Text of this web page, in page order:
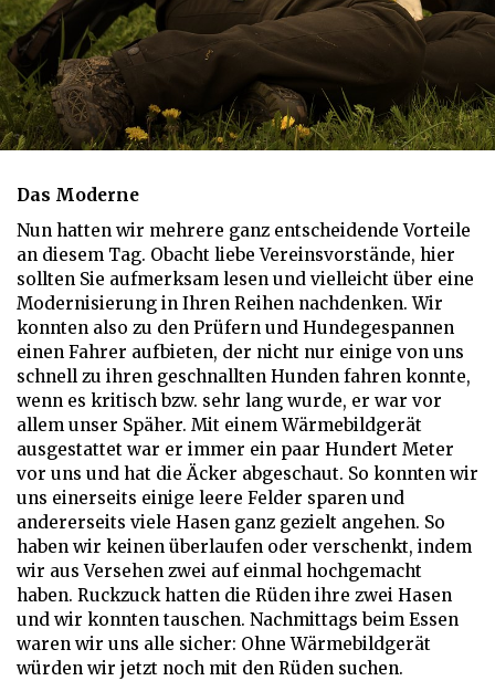
Das Moderne
Nun hatten wir mehrere ganz entscheidende Vorteile
an diesem Tag. Obacht liebe Vereinsvorstände, hier
sollten Sie aufmerksam lesen und vielleicht über eine
Modernisierung in Ihren Reihen nachdenken. Wir
konnten also zu den Prüfern und Hundegespannen
einen Fahrer aufbieten, der nicht nur einige von uns
schnell zu ihren geschnallten Hunden fahren konnte,
wenn es kritisch bzw. sehr lang wurde, er war vor
allem unser Späher. Mit einem Wärmebildgerät
ausgestattet war er immer ein paar Hundert Meter
vor uns und hat die Äcker abgeschaut. So konnten wir
uns einerseits einige leere Felder sparen und
andererseits viele Hasen ganz gezielt angehen. So
haben wir keinen überlaufen oder verschenkt, indem
wir aus Versehen zwei auf einmal hochgemacht
haben. Ruckzuck hatten die Rüden ihre zwei Hasen
und wir konnten tauschen. Nachmittags beim Essen
waren wir uns alle sicher: Ohne Wärmebildgerät
würden wir jetzt noch mit den Rüden suchen.